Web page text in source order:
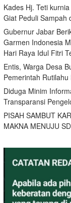
Kades Hj. Teti
Giat Peduli Sampah
Gubernur Jabar
Garmen Indonesia
Hari Raya Idul Fitri
Entis, Warga Desa
Pemerintah
Diduga Minim
Transparansi
PISAH SAMBUT
MAKNA MENUJU